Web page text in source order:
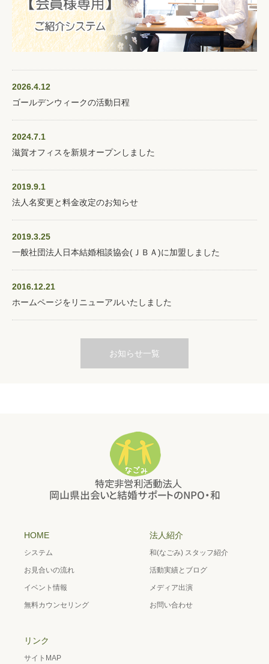
2026.4.12
ゴールデンウィークの活動日程
2024.7.1
滋賀オフィスを新規オープンしました
2019.9.1
法人名変更と料金改定のお知らせ
2019.3.25
一般社団法人日本結婚相談協会(ＪＢＡ)に加盟しました
2016.12.21
ホームページをリニューアルいたしました
お知らせ一覧
HOME
システム
お見合いの流れ
イベント情報
無料カウンセリング
法人紹介
和(なごみ) スタッフ紹介
活動実績とブログ
メディア出演
お問い合わせ
リンク
サイトMAP